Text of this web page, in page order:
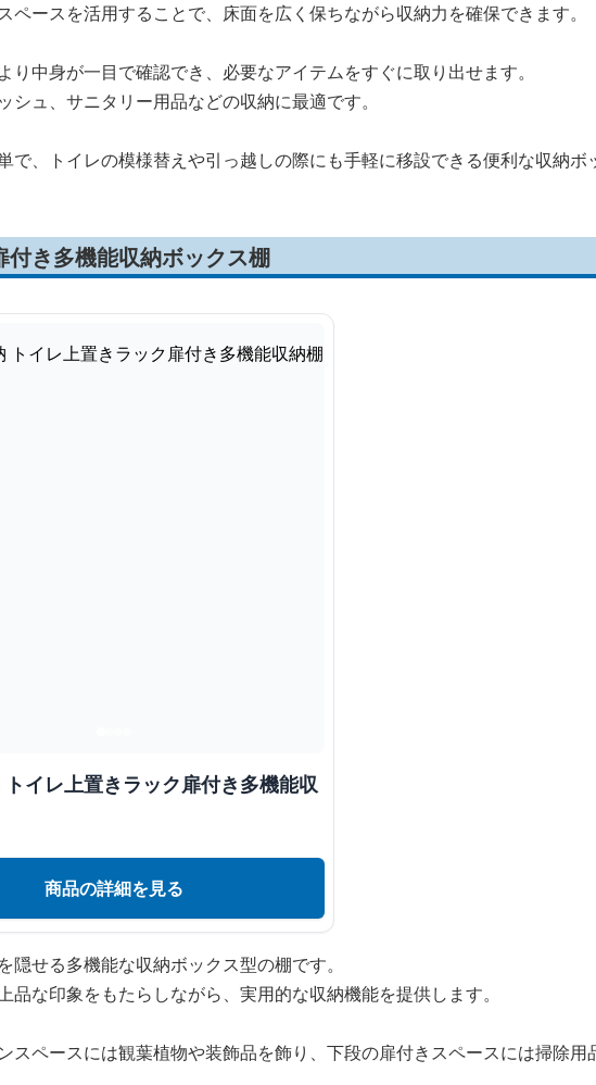
ペースを活用することで、床面を広く保ちながら収納力を確保できます。
り中身が一目で確認でき、必要なアイテムをすぐに取り出せます。
シュ、サニタリー用品などの収納に最適です。
で、トイレの模様替えや引っ越しの際にも手軽に移設できる便利な収納ボ
付き多機能収納ボックス棚
トイレ上置きラック扉付き多機能収
商品の詳細を見る
隠せる多機能な収納ボックス型の棚です。
品な印象をもたらしながら、実用的な収納機能を提供します。
スペースには観葉植物や装飾品を飾り、下段の扉付きスペースには掃除用